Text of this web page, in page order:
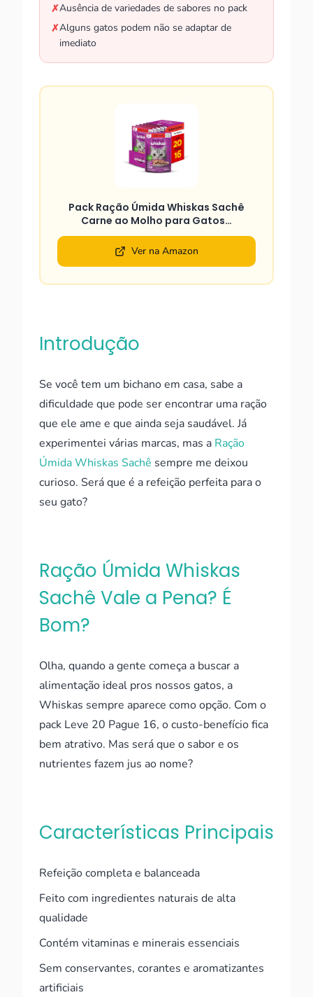
✗Ausência de variedades de sabores no pack
✗Alguns gatos podem não se adaptar de
imediato
Pack Ração Úmida Whiskas Sachê
Carne ao Molho para Gatos…
Ver na Amazon
Introdução
Se você tem um bichano em casa, sabe a
dificuldade que pode ser encontrar uma ração
que ele ame e que ainda seja saudável. Já
experimentei várias marcas, mas a Ração
Úmida Whiskas Sachê sempre me deixou
curioso. Será que é a refeição perfeita para o
seu gato?
Ração Úmida Whiskas
Sachê Vale a Pena? É
Bom?
Olha, quando a gente começa a buscar a
alimentação ideal pros nossos gatos, a
Whiskas sempre aparece como opção. Com o
pack Leve 20 Pague 16, o custo-benefício fica
bem atrativo. Mas será que o sabor e os
nutrientes fazem jus ao nome?
Características Principais
Refeição completa e balanceada
Feito com ingredientes naturais de alta
qualidade
Contém vitaminas e minerais essenciais
Sem conservantes, corantes e aromatizantes
artificiais